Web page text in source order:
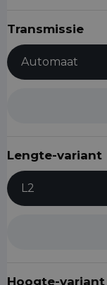
Transmissie
Automaat
Lengte-variant
L2
Hoogte-variant